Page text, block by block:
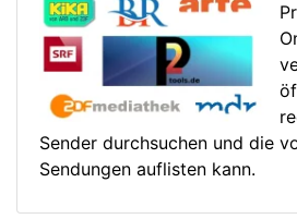
Sender durchsuchen und die
Sendungen auflisten kann.